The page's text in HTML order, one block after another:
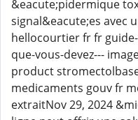
&eacute;pidermique
signal&eacute;es avec
hellocourtier fr fr
que-vous-devez---
product
medicaments gouv fr
extraitNov 29, 2024